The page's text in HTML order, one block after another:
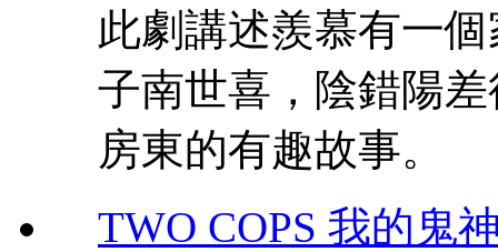
此劇講述羨慕有一
子南世喜，陰錯陽
房東的有趣故事。
TWO COPS 我的鬼